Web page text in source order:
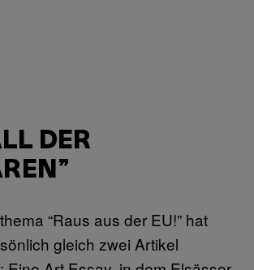
DER
“Raus aus der EU!” hat
gleich zwei Artikel